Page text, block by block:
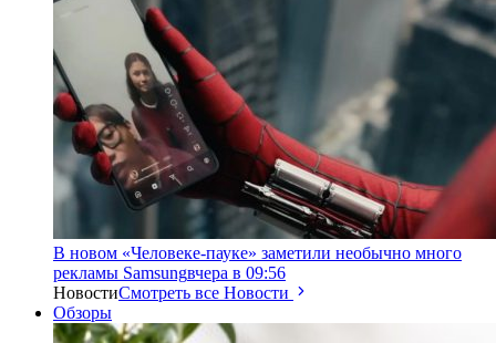
В новом «Человеке-пауке» заметили необычно много
рекламы Samsungвчера в 09:56
НовостиСмотреть все Новости
Обзоры